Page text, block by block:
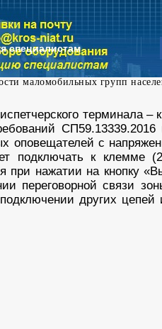
специалистам
маломобильных групп
оповещателей с
подключать к
при нажатии на кнопку
переговорной связи
других